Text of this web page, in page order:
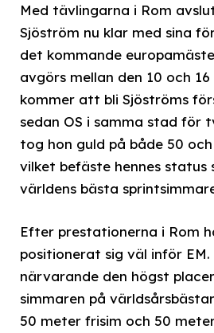
Med tävlingarna i Rom
Sjöström nu klar med sina
det kommande
avgörs mellan den 10 och
kommer att bli Sjöströms
sedan OS i samma stad för
tog hon guld på både 50
vilket befäste hennes status
världens bästa
Efter prestationerna i Rom
positionerat sig väl inför
närvarande den högst
simmaren på
50 meter frisim och 50